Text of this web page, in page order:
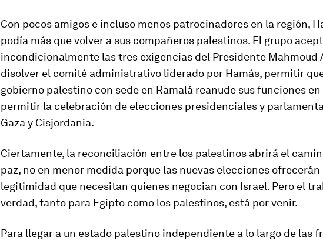
Con pocos amigos e incluso menos patrocinadores en la región,
podía más que volver a sus compañeros palestinos. El grupo
incondicionalmente las tres exigencias del Presidente Mahmoud
disolver el comité administrativo liderado por Hamás, permitir
gobierno palestino con sede en Ramalá reanude sus funciones en
permitir la celebración de elecciones presidenciales y
Gaza y Cisjordania.
Ciertamente, la reconciliación entre los palestinos abrirá el
paz, no en menor medida porque las nuevas elecciones ofrecerán
legitimidad que necesitan quienes negocian con Israel. Pero el
verdad, tanto para Egipto como los palestinos, está por venir.
Para llegar a un estado palestino independiente a lo largo de las